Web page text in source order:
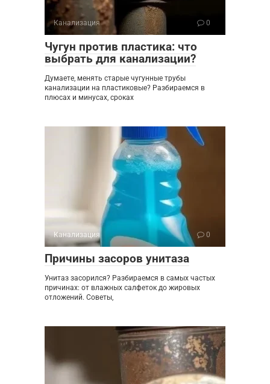
Канализация 0
Чугун против пластика: что
выбрать для канализации?
Думаете, менять старые чугунные трубы
канализации на пластиковые? Разбираемся в
плюсах и минусах, сроках
Канализация 0
Причины засоров унитаза
Унитаз засорился? Разбираемся в самых частых
причинах: от влажных салфеток до жировых
отложений. Советы,